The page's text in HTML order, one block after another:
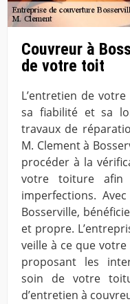
Couvreur à
de votre toit
L’entretien de
sa fiabilité et sa
travaux de
M. Clement à
procéder à la
votre toiture afin
imperfections.
Bosserville,
et propre.
veille à ce que
proposant les
soin de votre
d’entretien à